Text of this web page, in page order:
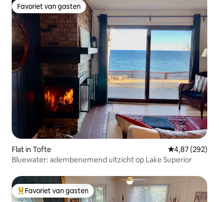
Favoriet van gasten
Favoriet van gasten
Flat in Tofte Gemiddelde
4,87 (292)
Bluewater: adembenemend uitzicht op Lake Superior
Topfavoriet van gasten
Favoriet van gasten